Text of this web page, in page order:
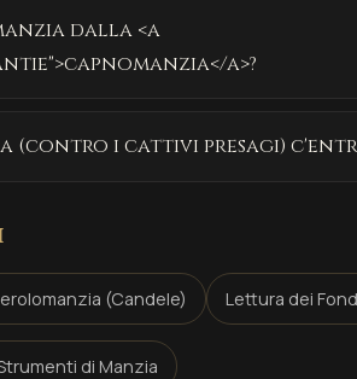
dalla <a
a>?
(contro i cattivi presagi)
(Candele) Lettura dei
di Manzia